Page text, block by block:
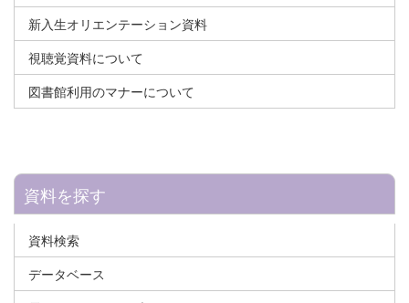
新入生オリエンテーション資料
視聴覚資料について
図書館利用のマナーについて
資料を探す
資料検索
データベース